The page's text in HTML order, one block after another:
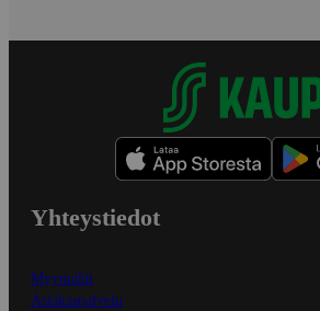
Yhteystiedot
Myymälät
Asiakaspalvelu